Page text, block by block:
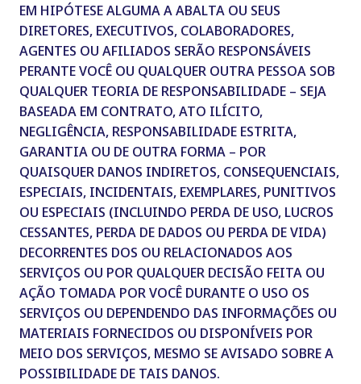
EM HIPÓTESE ALGUMA A ABALTA OU SEUS
DIRETORES, EXECUTIVOS, COLABORADORES,
AGENTES OU AFILIADOS SERÃO RESPONSÁVEIS
PERANTE VOCÊ OU QUALQUER OUTRA PESSOA SOB
QUALQUER TEORIA DE RESPONSABILIDADE – SEJA
BASEADA EM CONTRATO, ATO ILÍCITO,
NEGLIGÊNCIA, RESPONSABILIDADE ESTRITA,
GARANTIA OU DE OUTRA FORMA – POR
QUAISQUER DANOS INDIRETOS, CONSEQUENCIAIS,
ESPECIAIS, INCIDENTAIS, EXEMPLARES, PUNITIVOS
OU ESPECIAIS (INCLUINDO PERDA DE USO, LUCROS
CESSANTES, PERDA DE DADOS OU PERDA DE VIDA)
DECORRENTES DOS OU RELACIONADOS AOS
SERVIÇOS OU POR QUALQUER DECISÃO FEITA OU
AÇÃO TOMADA POR VOCÊ DURANTE O USO OS
SERVIÇOS OU DEPENDENDO DAS INFORMAÇÕES OU
MATERIAIS FORNECIDOS OU DISPONÍVEIS POR
MEIO DOS SERVIÇOS, MESMO SE AVISADO SOBRE A
POSSIBILIDADE DE TAIS DANOS.